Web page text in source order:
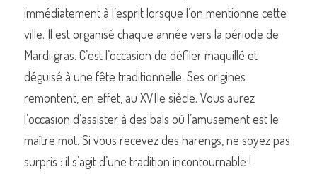
immédiatement à l’esprit lorsque l’on mentionne cette
ville. Il est organisé chaque année vers la période de
Mardi gras. C’est l’occasion de défiler maquillé et
déguisé à une fête traditionnelle. Ses origines
remontent, en effet, au XVIIe siècle. Vous aurez
l’occasion d’assister à des bals où l’amusement est le
maître mot. Si vous recevez des harengs, ne soyez pas
surpris : il s’agit d’une tradition incontournable !